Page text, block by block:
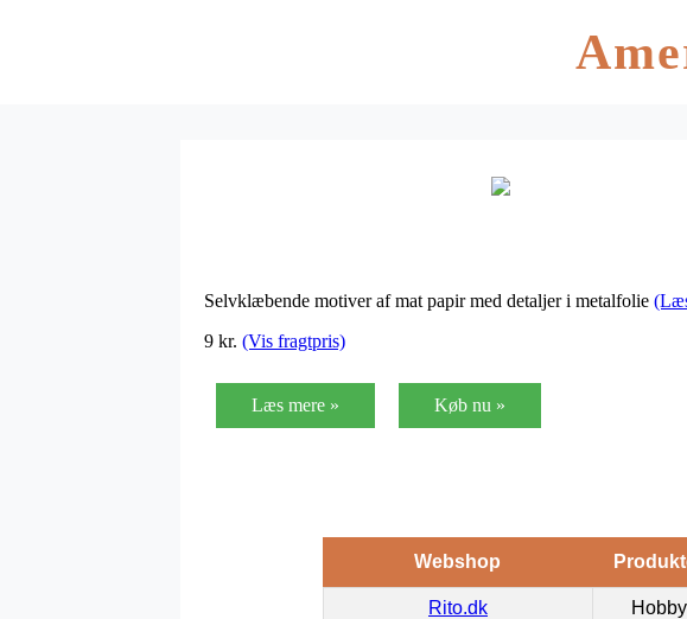
Selvklæbende motiver af mat papir med detaljer i metalfolie
9 kr. (Vis fragtpris)
Læs mere » Køb nu »
Webshop
Rito.dk Hobby